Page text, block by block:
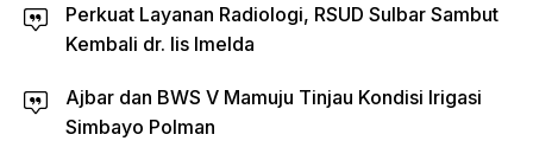
Perkuat Layanan Radiologi, RSUD Sulbar Sambut
Kembali dr. Iis Imelda
Ajbar dan BWS V Mamuju Tinjau Kondisi Irigasi
Simbayo Polman